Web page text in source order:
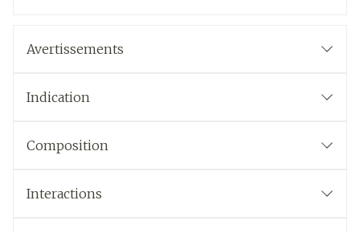
Avertissements
Indication
Composition
Interactions